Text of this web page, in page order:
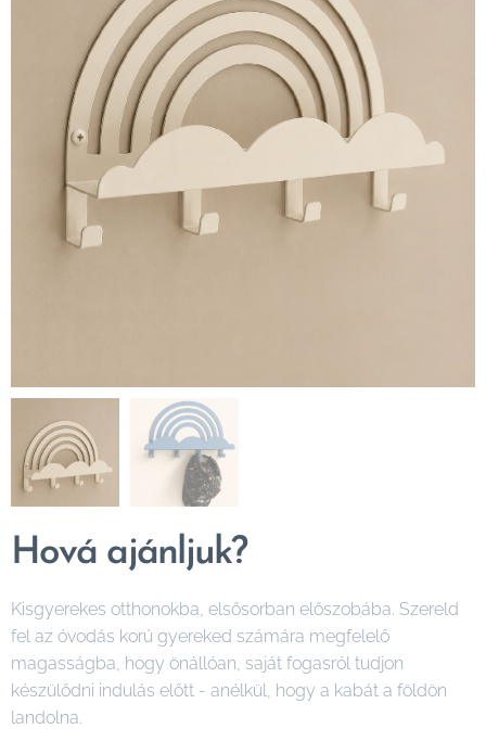
Hová ajánljuk?
Kisgyerekes otthonokba, elsősorban előszobába. Szereld
fel az óvodás korú gyereked számára megfelelő
magasságba, hogy önállóan, saját fogasról tudjon
készülődni indulás előtt - anélkül, hogy a kabát a földön
landolna.